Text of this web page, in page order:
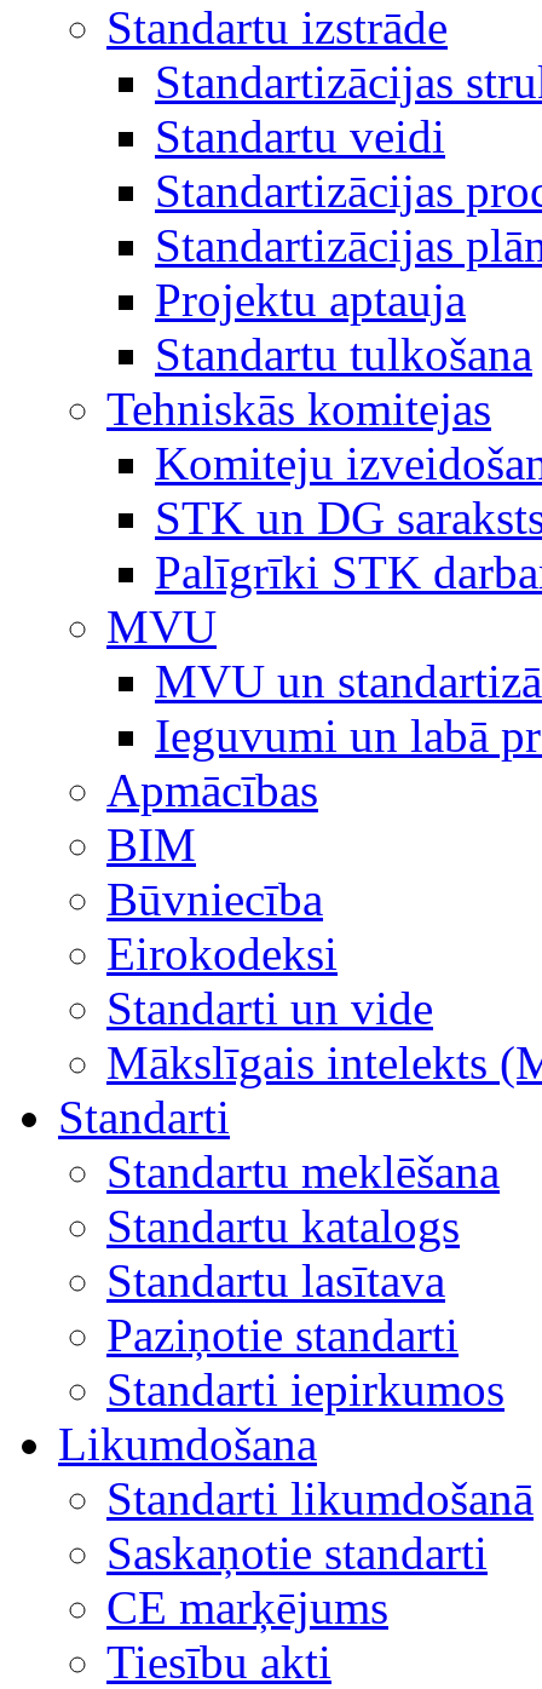
Standartu izstrāde
Standartizācijas
Standartu veidi
Standartizācijas
Standartizācijas
Projektu aptauja
Standartu tulkošana
Tehniskās komitejas
Komiteju
STK un DG
Palīgrīki STK
MVU
MVU un
Ieguvumi un labā
Apmācības
BIM
Būvniecība
Eirokodeksi
Standarti un vide
Mākslīgais intelekts
Standarti
Standartu meklēšana
Standartu katalogs
Standartu lasītava
Paziņotie standarti
Standarti iepirkumos
Likumdošana
Standarti likumdošanā
Saskaņotie standarti
CE marķējums
Tiesību akti